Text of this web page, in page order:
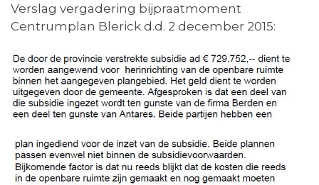
Verslag vergadering bijpraatmoment
Centrumplan Blerick d.d. 2 december 2015: